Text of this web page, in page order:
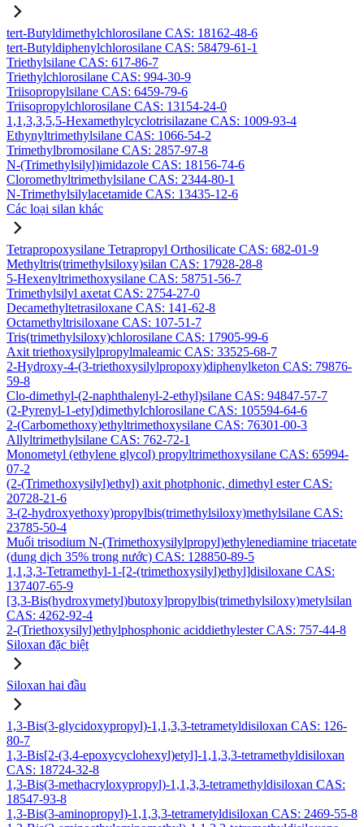
tert-Butyldimethylchlorosilane CAS: 18162-48-6
tert-Butyldiphenylchlorosilane CAS: 58479-61-1
Triethylsilane CAS: 617-86-7
Triethylchlorosilane CAS: 994-30-9
Triisopropylsilane CAS: 6459-79-6
Triisopropylchlorosilane CAS: 13154-24-0
1,1,3,3,5,5-Hexamethylcyclotrisilazane CAS: 1009-93-4
Ethynyltrimethylsilane CAS: 1066-54-2
Trimethylbromosilane CAS: 2857-97-8
N-(Trimethylsilyl)imidazole CAS: 18156-74-6
Cloromethyltrimethylsilane CAS: 2344-80-1
N-Trimethylsilylacetamide CAS: 13435-12-6
Các loại silan khác
Tetrapropoxysilane Tetrapropyl Orthosilicate CAS: 682-01-9
Methyltris(trimethylsiloxy)silan CAS: 17928-28-8
5-Hexenyltrimethoxysilane CAS: 58751-56-7
Trimethylsilyl axetat CAS: 2754-27-0
Decamethyltetrasiloxane CAS: 141-62-8
Octamethyltrisiloxane CAS: 107-51-7
Tris(trimethylsiloxy)chlorosilane CAS: 17905-99-6
Axit triethoxysilylpropylmaleamic CAS: 33525-68-7
2-Hydroxy-4-(3-triethoxysilylpropoxy)diphenylketon CAS: 79876-
59-8
Clo-dimethyl-(2-naphthalenyl-2-ethyl)silane CAS: 94847-57-7
(2-Pyrenyl-1-etyl)dimethylchlorosilane CAS: 105594-64-6
2-(Carbomethoxy)ethyltrimethoxysilane CAS: 76301-00-3
Allyltrimethylsilane CAS: 762-72-1
Monometyl (ethylene glycol) propyltrimethoxysilane CAS: 65994-
07-2
(2-(Trimethoxysilyl)ethyl) axit photphonic, dimethyl ester CAS:
20728-21-6
3-(2-hydroxyethoxy)propylbis(trimethylsiloxy)methylsilane CAS:
23785-50-4
Muối trisodium N-(Trimethoxysilylpropyl)ethylenediamine triacetate
(dung dịch 35% trong nước) CAS: 128850-89-5
1,1,3,3-Tetramethyl-1-[2-(trimethoxysilyl)ethyl]disiloxane CAS:
137407-65-9
[3,3-Bis(hydroxymetyl)butoxy]propylbis(trimethylsiloxy)metylsilan
CAS: 4262-92-4
2-(Triethoxysilyl)ethylphosphonic aciddiethylester CAS: 757-44-8
Siloxan đặc biệt
Siloxan hai đầu
1,3-Bis(3-glycidoxypropyl)-1,1,3,3-tetrametyldisiloxan CAS: 126-
80-7
1,3-Bis[2-(3,4-epoxycyclohexyl)etyl]-1,1,3,3-tetramethyldisiloxan
CAS: 18724-32-8
1,3-Bis(3-methacryloxypropyl)-1,1,3,3-tetramethyldisiloxan CAS:
18547-93-8
1,3-Bis(3-aminopropyl)-1,1,3,3-tetrametyldisiloxan CAS: 2469-55-8